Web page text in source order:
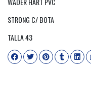
STRONG C/ BOTA
TALLA 43